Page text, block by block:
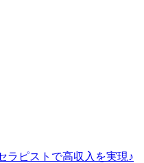
ラピストで高収入を実現♪